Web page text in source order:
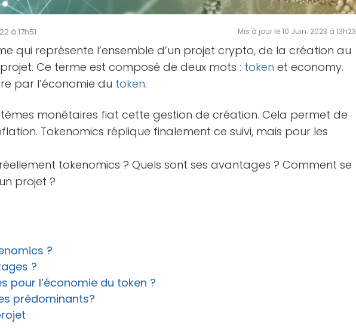
à 17h51 Mis à jour le 10 Juin. 2023 à 13h23
qui représente l’ensemble d’un projet crypto, de la création au
Ce terme est composé de deux mots : token et economy.
par l’économie du token.
monétaires fiat cette gestion de création. Cela permet de
Tokenomics réplique finalement ce suivi, mais pour les
tokenomics ? Quels sont ses avantages ? Comment se
projet ?
?
?
pour l’économie du token ?
prédominants?